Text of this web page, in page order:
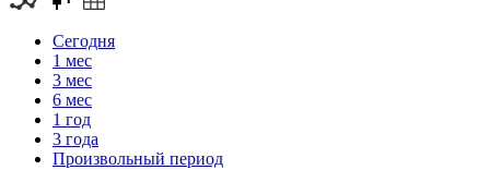
Сегодня
1 мес
3 мес
6 мес
1 год
3 года
Произвольный период